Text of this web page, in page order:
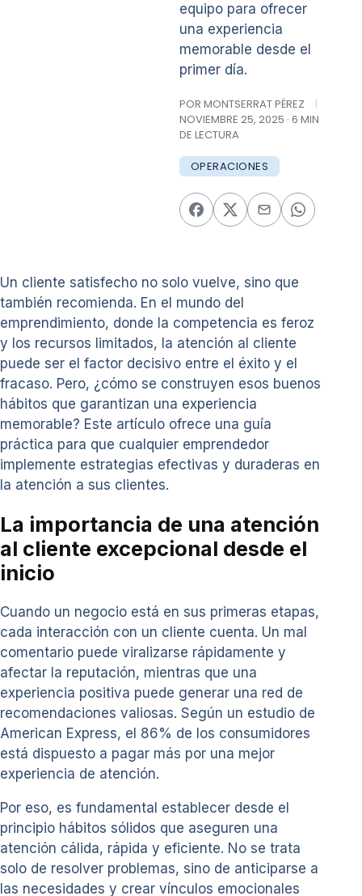
equipo para ofrecer
una experiencia
memorable desde el
primer día.
POR MONTSERRAT PÉREZ
|
NOVIEMBRE 25, 2025 · 6 MIN
DE LECTURA
OPERACIONES
Un cliente satisfecho no solo vuelve, sino que
también recomienda. En el mundo del
emprendimiento, donde la competencia es feroz
y los recursos limitados, la atención al cliente
puede ser el factor decisivo entre el éxito y el
fracaso. Pero, ¿cómo se construyen esos buenos
hábitos que garantizan una experiencia
memorable? Este artículo ofrece una guía
práctica para que cualquier emprendedor
implemente estrategias efectivas y duraderas en
la atención a sus clientes.
La importancia de una atención
al cliente excepcional desde el
inicio
Cuando un negocio está en sus primeras etapas,
cada interacción con un cliente cuenta. Un mal
comentario puede viralizarse rápidamente y
afectar la reputación, mientras que una
experiencia positiva puede generar una red de
recomendaciones valiosas. Según un estudio de
American Express, el 86% de los consumidores
está dispuesto a pagar más por una mejor
experiencia de atención.
Por eso, es fundamental establecer desde el
principio hábitos sólidos que aseguren una
atención cálida, rápida y eficiente. No se trata
solo de resolver problemas, sino de anticiparse a
las necesidades y crear vínculos emocionales